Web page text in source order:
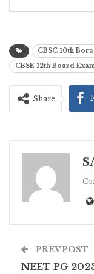
CBSC 10th
CBSE 12th Board
Share
PREV POST
NEET PG 2023